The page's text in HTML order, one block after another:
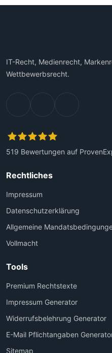
IT-Recht, Medienrecht,
Wettbewerbsrecht.
519 Bewertungen auf
Rechtliches
Impressum
Datenschutzerklärung
Allgemeine
Vollmacht
Tools
Premium Rechtstexte
Impressum Generator
Widerrufsbelehrung Generator
E-Mail Pflichtangaben
Sitemap